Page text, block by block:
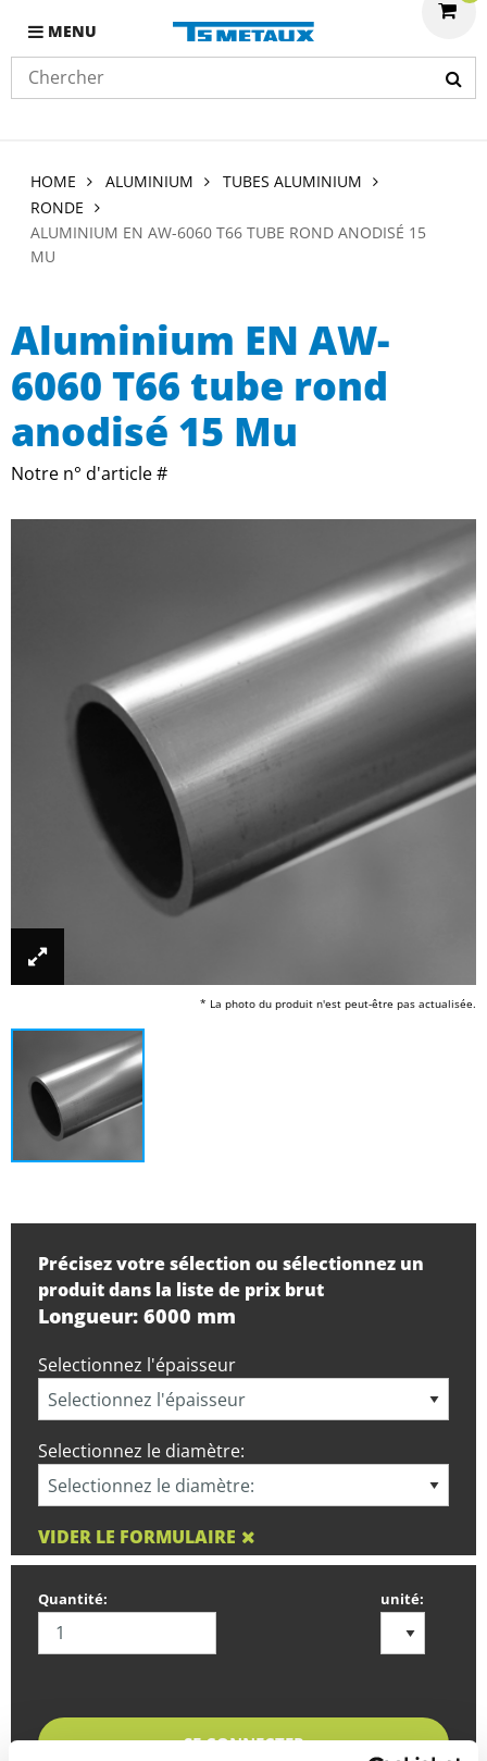
MENU
HOME ALUMINIUM
TUBES ALUMINIUM
RONDE
ALUMINIUM EN AW-6060 T66 TUBE ROND ANODISÉ 15
MU
Aluminium EN AW-
6060 T66 tube rond
anodisé 15 Mu
Notre n° d'article #
* La photo du produit n'est peut-être pas actualisée.
Précisez votre sélection ou sélectionnez un
produit dans la liste de prix brut
Longueur: 6000 mm
Selectionnez l'épaisseur
Selectionnez le diamètre:
VIDER LE FORMULAIRE
Quantité: unité:
SE CONNECTER